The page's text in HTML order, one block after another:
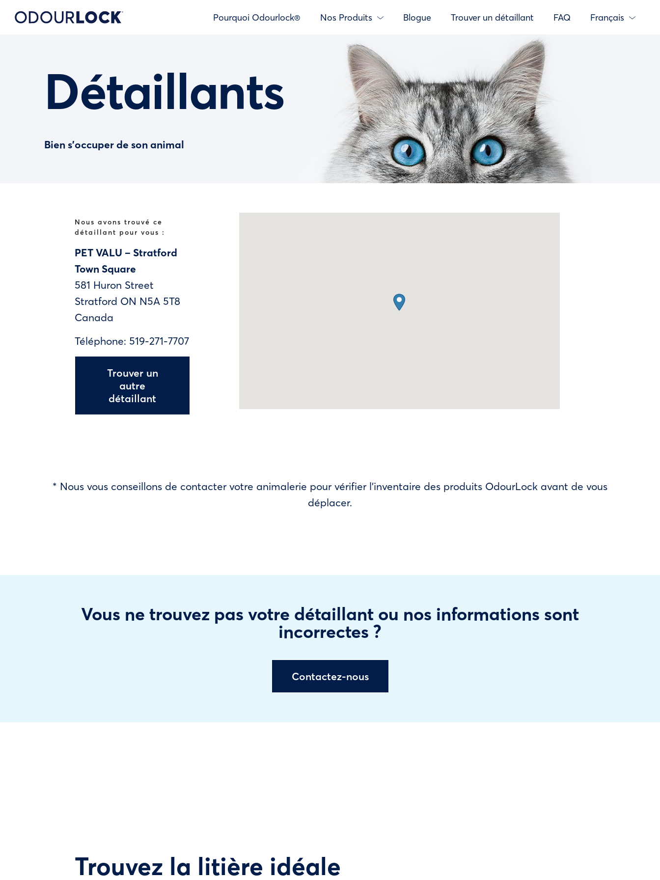
Pourquoi Odourlock® Nos Produits Blogue Trouver un détaillant FAQ Français
Détaillants
Bien s’occuper de son animal
Nous avons trouvé ce
détaillant pour vous :
PET VALU – Stratford
Town Square
581 Huron Street
Stratford ON N5A 5T8
Canada
Téléphone: 519-271-7707
Trouver un
autre
détaillant
* Nous vous conseillons de contacter votre animalerie pour vérifier l’inventaire des produits OdourLock avant de vous
déplacer.
Vous ne trouvez pas votre détaillant ou nos informations sont
incorrectes ?
Contactez-nous
Trouvez la litière idéale